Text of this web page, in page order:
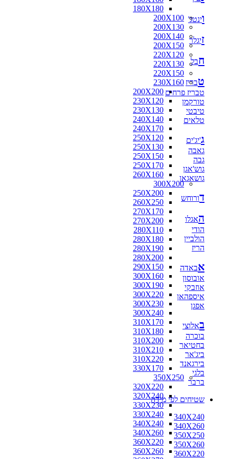
180X180
200X100
200X130
200X140
200X150
220X120
220X130
220X150
230X160
200X200
230X120
230X130
240X140
240X170
250X120
250X130
250X150
250X170
260X160
300X200
250X200
260X250
270X170
270X200
280X110
280X180
280X190
280X200
290X150
300X160
300X190
300X220
300X230
300X240
310X170
310X180
310X200
310X210
310X220
330X170
350X250
320X220
320X240
330X230
330X240
340X240
340X260
360X220
360X260
וינטג'
זיגלר
חבל
טבריז
טבריז פרחים
טורקמן
טיבטי
טלאים
ג'יג'ים
גאבה
גבה
גוש'אגן
גושאגאן
דורוחש
האגלו
הודי
הולביין
הריז
אבאדה
אובוסון
אוזבקי
איספהאן
אפגן
באלוצי
בוכרה
בחטיאר
ביג'אר
בירגאנד
בלגי
ברבר
שטיחים לפי מידה
340X240
340X260
350X250
350X260
360X220